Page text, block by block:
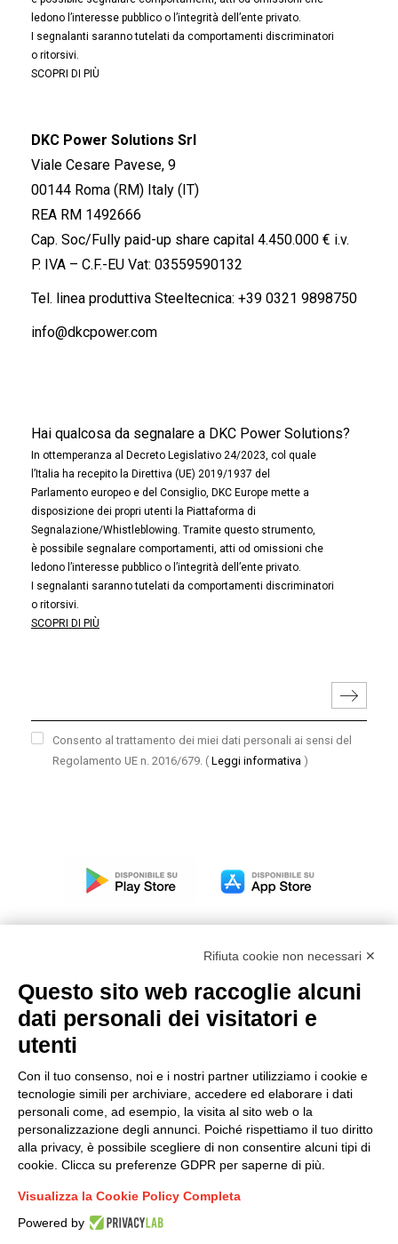
ledono l’interesse pubblico o l’integrità dell’ente privato.
I segnalanti saranno tutelati da comportamenti discriminatori
o ritorsivi.
SCOPRI DI PIÙ
DKC Power Solutions Srl
Viale Cesare Pavese, 9
00144 Roma (RM) Italy (IT)
REA RM 1492666
Cap. Soc/Fully paid-up share capital 4.450.000 € i.v.
P. IVA – C.F.-EU Vat: 03559590132
Tel. linea produttiva Steeltecnica: +39 0321 9898750
info@dkcpower.com
Hai qualcosa da segnalare a DKC Power Solutions?
In ottemperanza al Decreto Legislativo 24/2023, col quale
l’Italia ha recepito la Direttiva (UE) 2019/1937 del
Parlamento europeo e del Consiglio, DKC Europe mette a
disposizione dei propri utenti la Piattaforma di
Segnalazione/Whistleblowing. Tramite questo strumento,
è possibile segnalare comportamenti, atti od omissioni che
ledono l’interesse pubblico o l’integrità dell’ente privato.
I segnalanti saranno tutelati da comportamenti discriminatori
o ritorsivi.
SCOPRI DI PIÙ
Consento al trattamento dei miei dati personali ai sensi del
Regolamento UE n. 2016/679. ( Leggi informativa )
LINKEDIN YOUTUBE
Modello organizzativo, gestione e controllo – D. lgs.
231/2001
Condizioni generali di vendita DKC Power Solutions
Condizioni generali di acquisto
Codice etico
Rifiuta cookie non necessari ✕
Questo sito web raccoglie alcuni
dati personali dei visitatori e
utenti
Con il tuo consenso, noi e i nostri partner utilizziamo i cookie e
tecnologie simili per archiviare, accedere ed elaborare i dati
personali come, ad esempio, la visita al sito web o la
personalizzazione degli annunci. Poiché rispettiamo il tuo diritto
alla privacy, è possibile scegliere di non consentire alcuni tipi di
cookie. Clicca su preferenze GDPR per saperne di più.
Visualizza la Cookie Policy Completa
Powered by